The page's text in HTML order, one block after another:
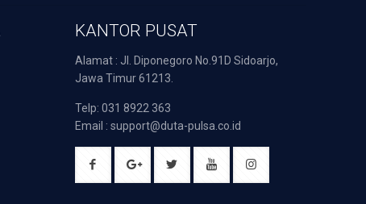
KANTOR PUSAT
Alamat : Jl. Diponegoro No.91D Sidoarjo,
Jawa Timur 61213.
Telp: 031 8922 363
Email : support@duta-pulsa.co.id